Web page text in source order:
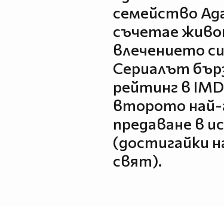
семейство
съчетае
влечението
Сериалът
рейтинг в
второто най-
предаване в
(достигайки
свят).